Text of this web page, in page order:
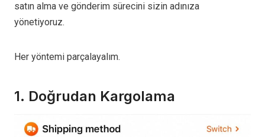
satın alma ve gönderim sürecini sizin adınıza
yönetiyoruz.
Her yöntemi parçalayalım.
1. Doğrudan Kargolama